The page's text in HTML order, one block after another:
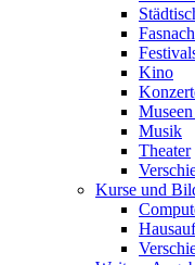
Kino
Musik
Theater
Kurse und